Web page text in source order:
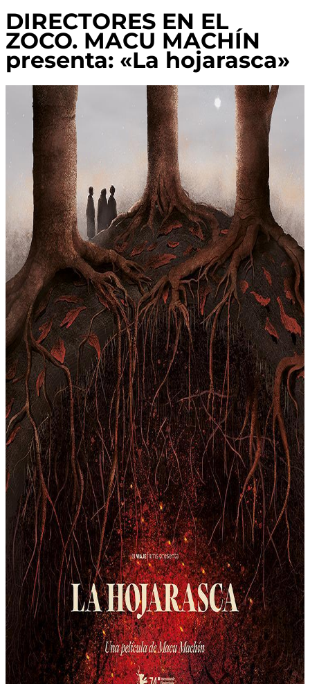
DIRECTORES EN EL
ZOCO. MACU MACHÍN
presenta: «La hojarasca»